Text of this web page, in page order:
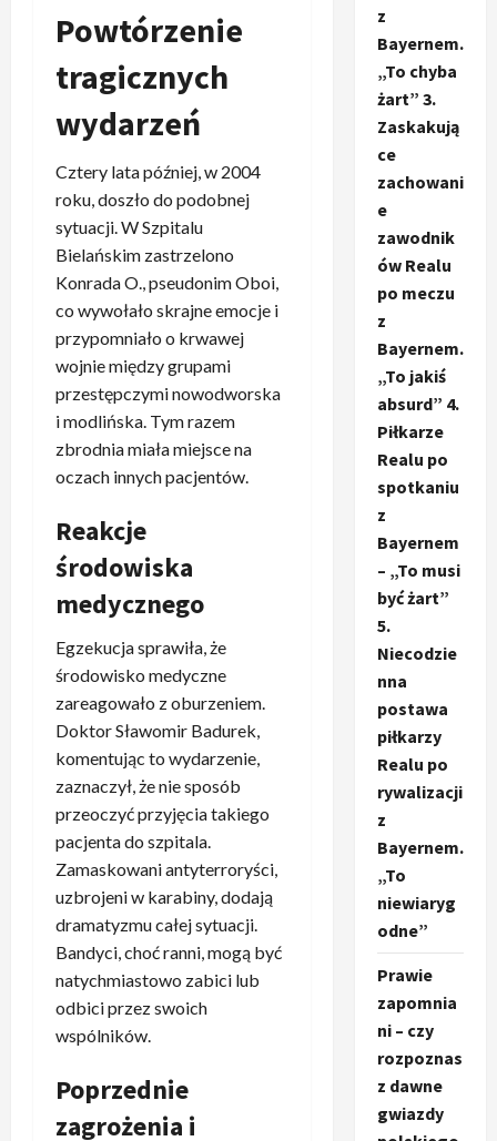
Powtórzenie
tragicznych
wydarzeń
Cztery lata później, w 2004
roku, doszło do podobnej
sytuacji. W Szpitalu
Bielańskim zastrzelono
Konrada O., pseudonim Oboi,
co wywołało skrajne emocje i
przypomniało o krwawej
wojnie między grupami
przestępczymi nowodworska
i modlińska. Tym razem
zbrodnia miała miejsce na
oczach innych pacjentów.
Reakcje
środowiska
medycznego
Egzekucja sprawiła, że ​​
środowisko medyczne
zareagowało z oburzeniem.
Doktor Sławomir Badurek,
komentując to wydarzenie,
zaznaczył, że nie sposób
przeoczyć przyjęcia takiego
pacjenta do szpitala.
Zamaskowani antyterroryści,
uzbrojeni w karabiny, dodają
dramatyzmu całej sytuacji.
Bandyci, choć ranni, mogą być
natychmiastowo zabici lub
odbici przez swoich
wspólników.
Poprzednie
zagrożenia i
z
Bayernem.
„To chyba
żart” 3.
Zaskakują
ce
zachowani
e
zawodnik
ów Realu
po meczu
z
Bayernem.
„To jakiś
absurd” 4.
Piłkarze
Realu po
spotkaniu
z
Bayernem
– „To musi
być żart”
5.
Niecodzie
nna
postawa
piłkarzy
Realu po
rywalizacji
z
Bayernem.
„To
niewiaryg
odne”
Prawie
zapomnia
ni – czy
rozpoznas
z dawne
gwiazdy